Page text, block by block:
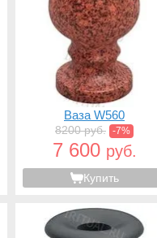
Ваза W560
8200 руб. -7%
7 600 руб.
Купить